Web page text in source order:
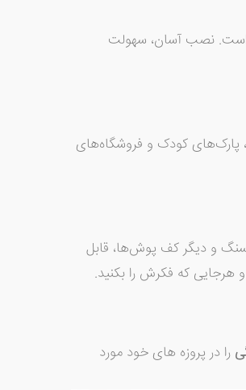
نصب آسان، سهولت
پارک‌های کودک و فروشگاه‌های
و دیگر کف پوش‌ها، قابل
و هرجایی که فکرش را بکنید.
را در پروزه های خود مورد